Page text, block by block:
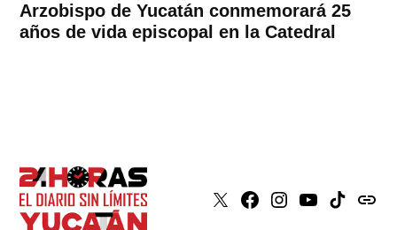
Arzobispo de Yucatán conmemorará 25
años de vida episcopal en la Catedral
X Faceboook
Instagram
YoutubeTiktokissuu